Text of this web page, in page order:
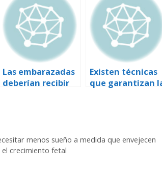
Las embarazadas
deberían recibir
Existen técnicas
que garantizan
oncológica
menos sueño a medida que envejecen
crecimiento fetal